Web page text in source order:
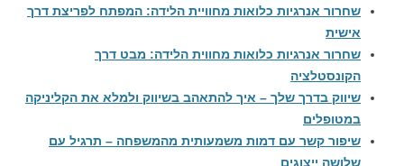
שחרור אנרגיות כלואות מחוויית הלידה: המפתח לפריצת דרך
אישית
שחרור אנרגיות כלואות מחווית הלידה: מבט דרך
הקונסטלציה
שיווק בדרך שלך – איך להתאהב בשיווק ולמלא את הקליניקה
במטופלים
שיפור קשר עם דמות משמעותית מהמשפחה – תרגיל עם
שלושה ייצוגים